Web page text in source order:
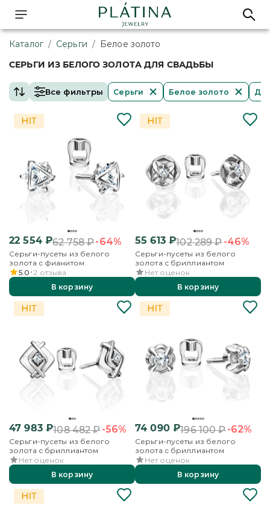
Каталог / Серьги / Белое золото
СЕРЬГИ ИЗ БЕЛОГО ЗОЛОТА ДЛЯ СВАДЬБЫ
Все фильтры Серьги Белое золото
22 554₽62 758₽-64%
Серьги-пусеты из белого
золота с фианитом
5.0 2 отзыва
В корзину
55 613₽102 289₽-46%
Серьги-пусеты из белого
золота с бриллиантом
Нет оценок
В корзину
47 983₽108 482₽-56%
Серьги-пусеты из белого
золота с бриллиантом
Нет оценок
В корзину
74 090₽196 100₽-62%
Серьги-пусеты из белого
золота с бриллиантом
Нет оценок
В корзину